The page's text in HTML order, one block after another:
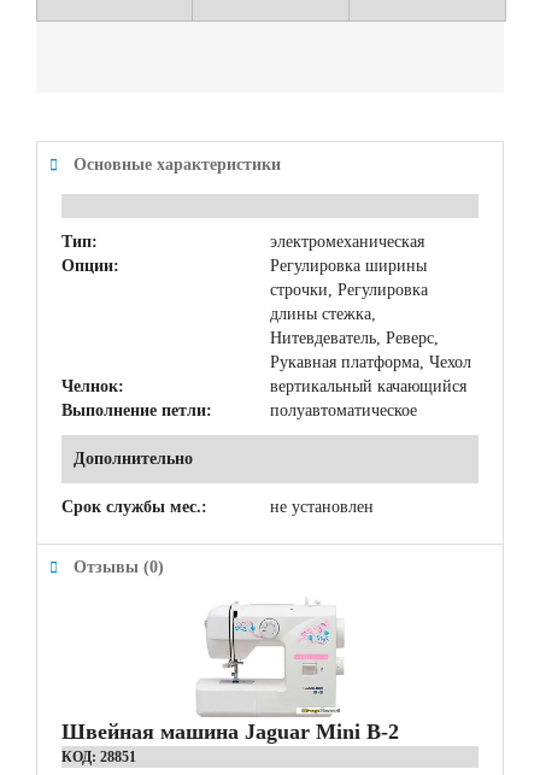
Основные характеристики
Тип:
электромеханическая
Опции:
Регулировка ширины
строчки, Регулировка
длины стежка,
Нитевдеватель, Реверс,
Рукавная платформа, Чехол
Челнок:
вертикальный качающийся
Выполнение петли:
полуавтоматическое
Дополнительно
Срок службы мес.: не установлен
Отзывы (0)
Швейная машина Jaguar Mini B-2
КОД: 28851